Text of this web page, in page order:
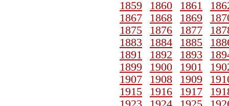
1859
1860 1861
1867
1868 1869
1875
1876 1877
1883
1884 1885
1891
1892 1893
1899
1900 1901
1907
1908 1909
1915
1916 1917